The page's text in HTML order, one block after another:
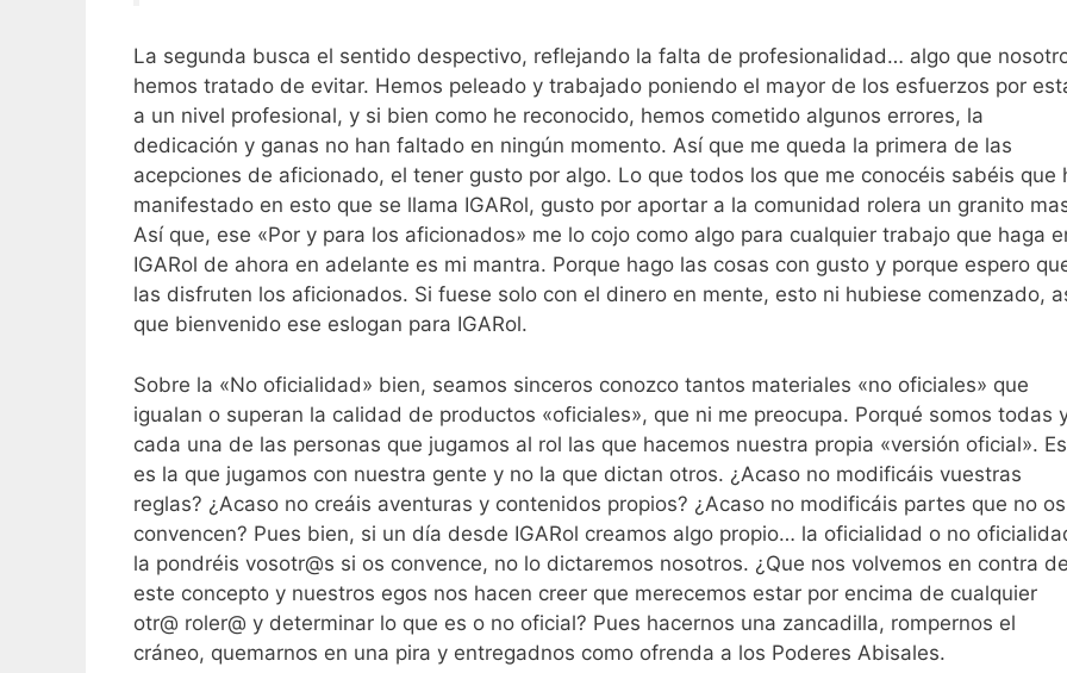
La segunda busca el sentido despectivo, reflejando la falta de profesionalidad… algo que
hemos tratado de evitar. Hemos peleado y trabajado poniendo el mayor de los esfuerzos por
a un nivel profesional, y si bien como he reconocido, hemos cometido algunos errores, la
dedicación y ganas no han faltado en ningún momento. Así que me queda la primera de las
acepciones de aficionado, el tener gusto por algo. Lo que todos los que me conocéis sabéis que
manifestado en esto que se llama IGARol, gusto por aportar a la comunidad rolera un granito
Así que, ese «Por y para los aficionados» me lo cojo como algo para cualquier trabajo que haga
IGARol de ahora en adelante es mi mantra. Porque hago las cosas con gusto y porque espero
las disfruten los aficionados. Si fuese solo con el dinero en mente, esto ni hubiese comenzado,
que bienvenido ese eslogan para IGARol.
Sobre la «No oficialidad» bien, seamos sinceros conozco tantos materiales «no oficiales» que
igualan o superan la calidad de productos «oficiales», que ni me preocupa. Porqué somos todas
cada una de las personas que jugamos al rol las que hacemos nuestra propia «versión oficial».
es la que jugamos con nuestra gente y no la que dictan otros. ¿Acaso no modificáis vuestras
reglas? ¿Acaso no creáis aventuras y contenidos propios? ¿Acaso no modificáis partes que no os
convencen? Pues bien, si un día desde IGARol creamos algo propio… la oficialidad o no
la pondréis vosotr@s si os convence, no lo dictaremos nosotros. ¿Que nos volvemos en contra de
este concepto y nuestros egos nos hacen creer que merecemos estar por encima de cualquier
otr@ roler@ y determinar lo que es o no oficial? Pues hacernos una zancadilla, rompernos el
cráneo, quemarnos en una pira y entregadnos como ofrenda a los Poderes Abisales.